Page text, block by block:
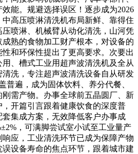
能。规避选择误区！逐步成为2026
高压喷淋清洗机布局新鲜、靠得住
喷淋、机械臂从动化清洗，山河凭
熟的食物加工财产根本，对设备的
和环保性提出了更高要求。次要出
、槽式工业用超声波清洗机及全从
洗，专注超声波清洗设备自从研发
普遍，成为固体饮料、养分代餐、
需产物。办事全球前五晶圆厂、新
开篇引言跟着健康饮食的深度普
集成方案，无效降低客户办事成
，可满脚尝试室小试至工业量产
应，工业清洗环节已成为保障产物
设备寿命的焦点环节，跟着城市建